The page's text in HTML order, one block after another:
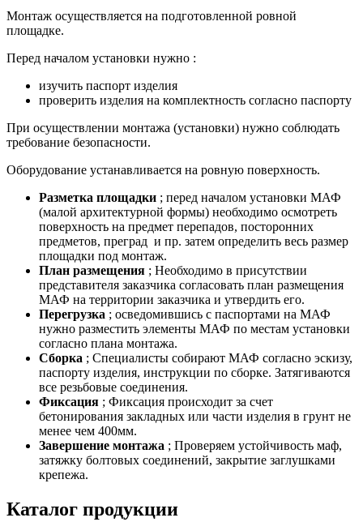
Монтаж осуществляется на подготовленной ровной
площадке.
Перед началом установки нужно :
изучить паспорт изделия
проверить изделия на комплектность согласно паспорту
При осуществлении монтажа (установки) нужно соблюдать
требование безопасности.
Оборудование устанавливается на ровную поверхность.
Разметка площадки ; перед началом установки МАФ
(малой архитектурной формы) необходимо осмотреть
поверхность на предмет перепадов, посторонних
предметов, преград и пр. затем определить весь размер
площадки под монтаж.
План размещения ; Необходимо в присутствии
представителя заказчика согласовать план размещения
МАФ на территории заказчика и утвердить его.
Перегрузка ; осведомившись с паспортами на МАФ
нужно разместить элементы МАФ по местам установки
согласно плана монтажа.
Сборка ; Специалисты собирают МАФ согласно эскизу,
паспорту изделия, инструкции по сборке. Затягиваются
все резьбовые соединения.
Фиксация ; Фиксация происходит за счет
бетонирования закладных или части изделия в грунт не
менее чем 400мм.
Завершение монтажа ; Проверяем устойчивость маф,
затяжку болтовых соединений, закрытие заглушками
крепежа.
Каталог продукции